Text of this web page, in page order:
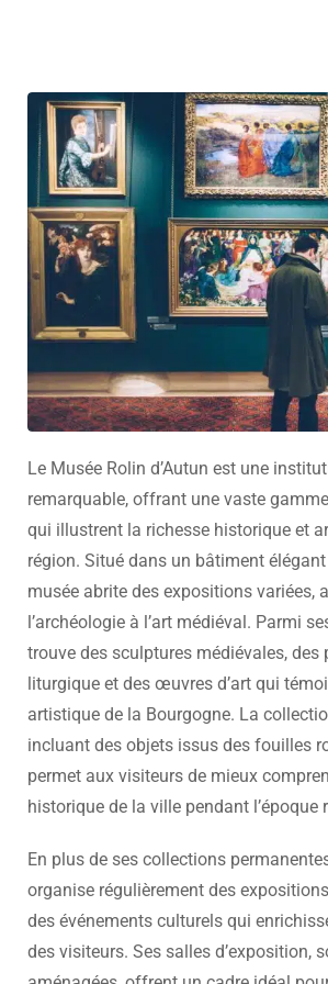
Le Musée Rolin d’Autun est une
remarquable, offrant une vaste
qui illustrent la richesse historique et
région. Situé dans un bâtiment
musée abrite des expositions variées,
l’archéologie à l’art médiéval. Parmi
trouve des sculptures médiévales, des
liturgique et des œuvres d’art qui
artistique de la Bourgogne. La
incluant des objets issus des fouilles
permet aux visiteurs de mieux
historique de la ville pendant l’époque
En plus de ses collections
organise régulièrement des
des événements culturels qui
des visiteurs. Ses salles d’exposition,